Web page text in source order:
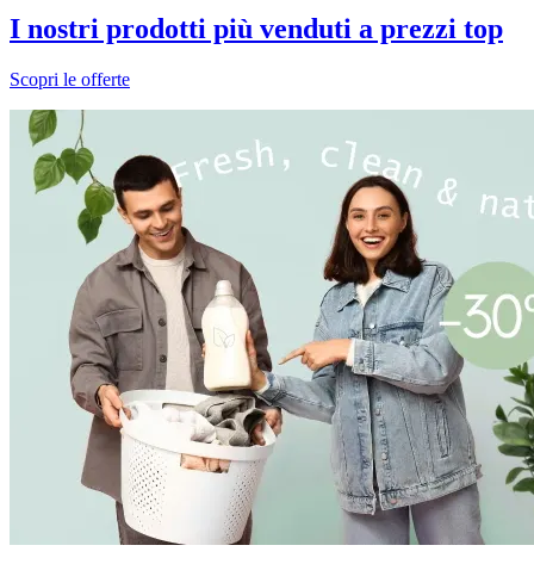
I nostri prodotti più venduti a prezzi top
Scopri le offerte